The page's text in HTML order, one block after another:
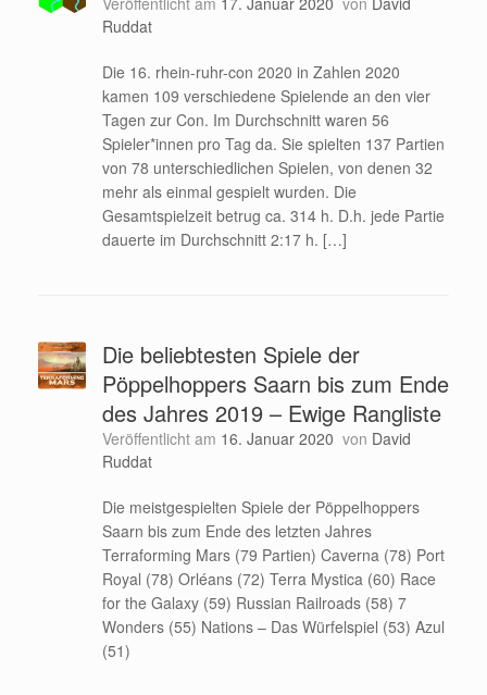
Ruddat
Die 16. rhein-ruhr-con 2020 in Zahlen 2020
kamen 109 verschiedene Spielende an den vier
Tagen zur Con. Im Durchschnitt waren 56
Spieler*innen pro Tag da. Sie spielten 137 Partien
von 78 unterschiedlichen Spielen, von denen 32
mehr als einmal gespielt wurden. Die
Gesamtspielzeit betrug ca. 314 h. D.h. jede Partie
dauerte im Durchschnitt 2:17 h. […]
Die beliebtesten Spiele der
Pöppelhoppers Saarn bis zum Ende
des Jahres 2019 – Ewige Rangliste
Veröffentlicht am 16. Januar 2020 von David
Ruddat
Die meistgespielten Spiele der Pöppelhoppers
Saarn bis zum Ende des letzten Jahres
Terraforming Mars (79 Partien) Caverna (78) Port
Royal (78) Orléans (72) Terra Mystica (60) Race
for the Galaxy (59) Russian Railroads (58) 7
Wonders (55) Nations – Das Würfelspiel (53) Azul
(51)